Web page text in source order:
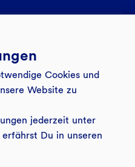
1974
Cookies und
Website zu
jederzeit unter
Du in unseren